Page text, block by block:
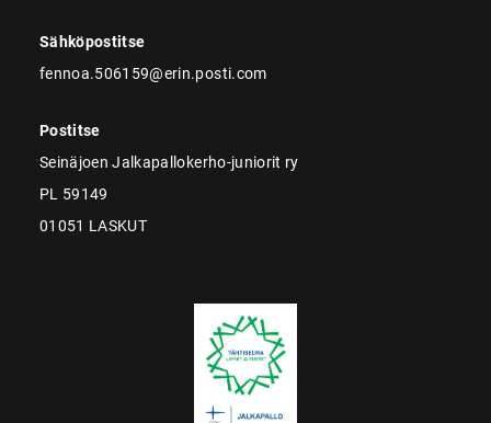
Sähköpostitse
fennoa.506159@erin.posti.com
Postitse
Seinäjoen Jalkapallokerho-juniorit ry
PL 59149
01051 LASKUT